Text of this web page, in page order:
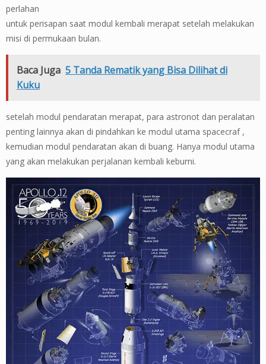
perlahan
untuk perisapan saat modul kembali merapat setelah melakukan
misi di permukaan bulan.
Baca Juga 5 Tanda Rematik yang Bisa Dilihat di
Kuku
setelah modul pendaratan merapat, para astronot dan peralatan
penting lainnya akan di pindahkan ke modul utama spacecraf ,
kemudian modul pendaratan akan di buang. Hanya modul utama
yang akan melakukan perjalanan kembali kebumi.